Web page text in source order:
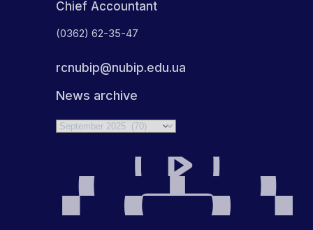
Chief Accountant
(0362) 62-35-47
rcnubip@nubip.edu.ua
News archive
Archives